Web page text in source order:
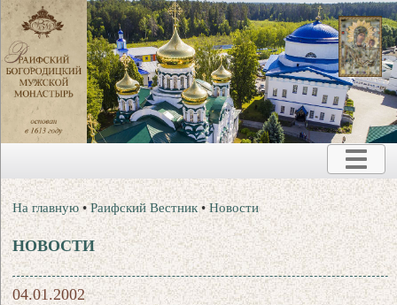
На главную •Раифский Вестник •Новости
НОВОСТИ
04.01.2002